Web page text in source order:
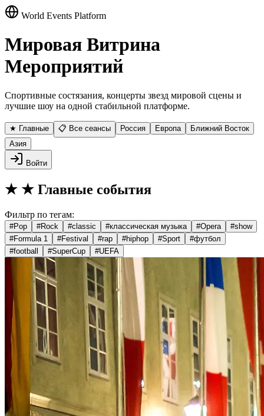
World Events Platform
Мировая Витрина
Мероприятий
Спортивные состязания, концерты звезд мировой сцены и
лучшие шоу на одной стабильной платформе.
★ Главные 📋 Все сеансы Россия Европа
Ближний Восток
Азия
Войти
★ ★ Главные события
Фильтр по тегам:
#Pop #Rock #classic #классическая музыка #Opera #show
#Formula 1 #Festival #rap #hiphop #Sport #футбол
#football #SuperCup #UEFA